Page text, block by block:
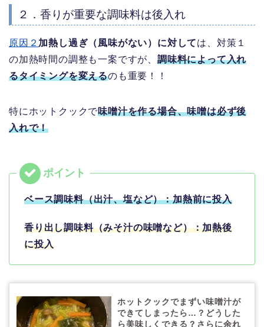
２．香りが重要な調味料は後入れ
原因２ 加熱し過ぎ（風味がない）に対しては、対策１
の加熱時間の調整も一案ですが、 調味料によって入れ
るタイミングを変えるのも重要！！
特にホットクックで味噌汁を作る場合、味噌は必ず後
入れで！
ベース調味料（出汁、塩など）：加熱前に投入
香り出し調味料（みそ汁の味噌など）：加熱後
に投入
ホットクックでまずい味噌汁が
できてしまったら…？どうした
ら美味しくできる？さらに余れ